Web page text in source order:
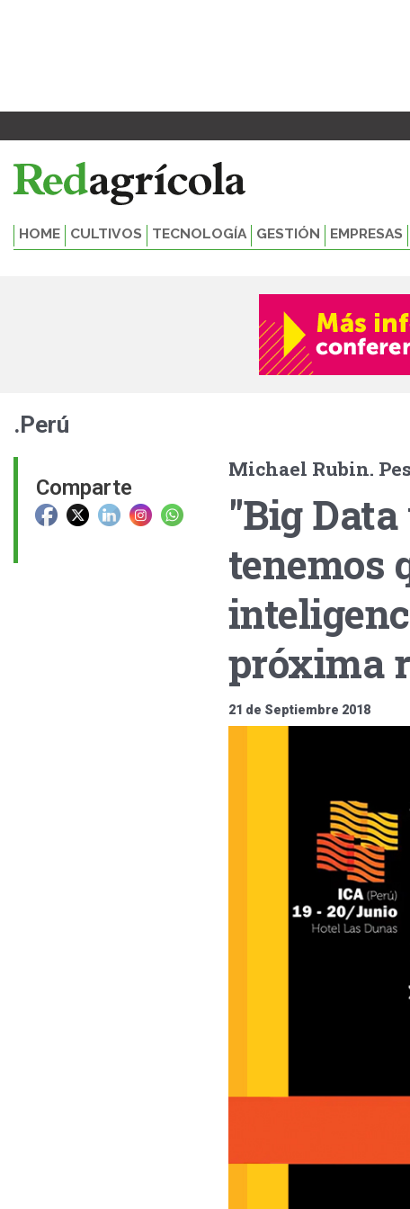
HOME CULTIVOS TECNOLOGÍA GESTIÓN EMPRESAS
.Perú
Comparte
Michael Rubin.
"Big
tenemos
próxima
21 de Septiembre 2018